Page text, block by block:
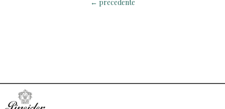
← precedente